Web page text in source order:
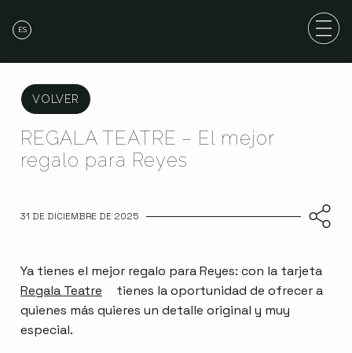
ES
VOLVER
REGALA TEATRE – El mejor
regalo para Reyes
31 DE DICIEMBRE DE 2025
Ya tienes el mejor regalo para Reyes: con la tarjeta
Regala Teatre
Abre en nueva ventana
tienes la oportunidad de ofrecer a
quienes más quieres un detalle original y muy
especial.